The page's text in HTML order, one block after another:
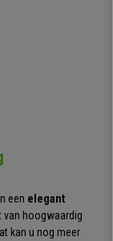
een elegant
van hoogwaardig
kan u nog meer